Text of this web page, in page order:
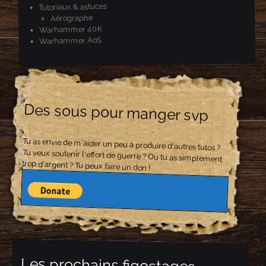
Tutoriaux & astuces
Aérographe
Warhammer 40K
Warhammer AoS
Des sous pour manger svp
Tu as envie de m'aider un peu à produire d'autres tutos ?
Tu veux soutenir l'effort de guerre ? Ou tu as simplement
trop d'argent ? Tu peux faire un don !